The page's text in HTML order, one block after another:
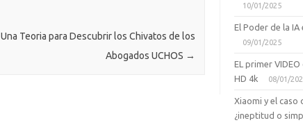
ik
Una Teoria para Descubrir los Chivatos de los
Abogados UCHOS →
10/01/2025
El Poder de la IA
09/01/2025
EL primer
HD 4k
08/01/
Xiaomi y el caso
¿ineptitud o